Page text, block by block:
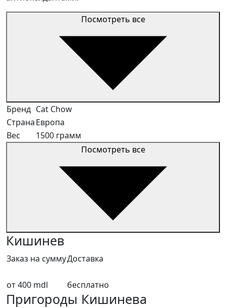
Посмотреть все
Бренд Cat Chow
СтранаЕвропа
Вес
1500 грамм
Посмотреть все
Кишинев
Заказ на суммуДоставка
от 400 mdl бесплатно
Пригороды Кишинева